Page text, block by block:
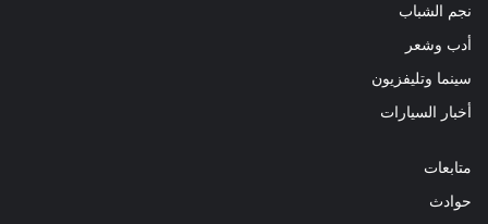
نجم الشباب
أدب وشعر
سينما وتليفزيون
أخبار السيارات
متابعات
حوادث